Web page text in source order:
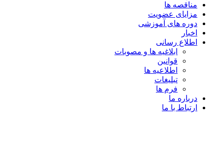
مناقصه ها
مزایای عضویت
دوره های آموزشی
اخبار
اطلاع رسانی
ابلاغیه ها و مصوبات
قوانین
اطلاعیه ها
تبلیغات
فرم ها
درباره ما
ارتباط با ما